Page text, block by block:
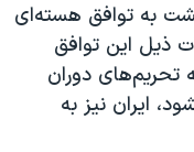
به توافق هسته‌ای
ذیل این توافق
تحریم‌های دوران
ایران نیز به